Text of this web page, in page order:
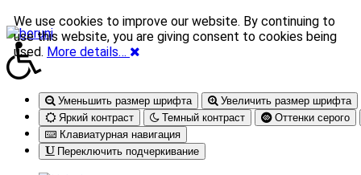
Уменьшить размер шрифта
Увеличить размер шрифта
Яркий контраст
Темный контраст
Оттенки серого
Клавиатурная навигация
Переключить подчеркивание
We use cookies to improve our website. By continuing to
use this website, you are giving consent to cookies being
used. More details…